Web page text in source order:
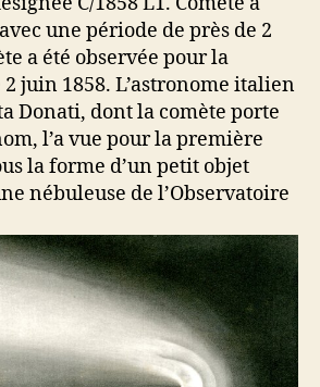
une période de près de 2
a été observée pour la
juin 1858. L’astronome italien
Donati, dont la comète porte
l’a vue pour la première
la forme d’un petit objet
nébuleuse de l’Observatoire